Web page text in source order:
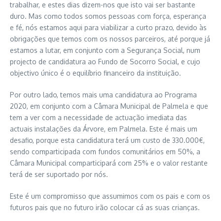
trabalhar, e estes dias dizem-nos que isto vai ser bastante
duro. Mas como todos somos pessoas com força, esperança
e fé, nós estamos aqui para viabilizar a curto prazo, devido às
obrigações que temos com os nossos parceiros, até porque já
estamos a lutar, em conjunto com a Segurança Social, num
projecto de candidatura ao Fundo de Socorro Social, e cujo
objectivo único é o equilíbrio financeiro da instituição.
Por outro lado, temos mais uma candidatura ao Programa
2020, em conjunto com a Câmara Municipal de Palmela e que
tem a ver com a necessidade de actuação imediata das
actuais instalações da Árvore, em Palmela. Este é mais um
desafio, porque esta candidatura terá um custo de 330.000€,
sendo comparticipada com fundos comunitários em 50%, a
Câmara Municipal comparticipará com 25% e o valor restante
terá de ser suportado por nós.
Este é um compromisso que assumimos com os pais e com os
futuros pais que no futuro irão colocar cá as suas crianças.